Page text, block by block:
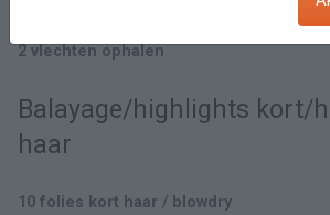
2 vlechten ophalen
Balayage/highlights kort/
haar
10 folies kort haar / blowdry